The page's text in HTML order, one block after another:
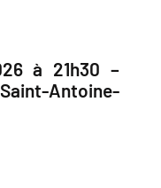
à 21h30 –
Antoine-